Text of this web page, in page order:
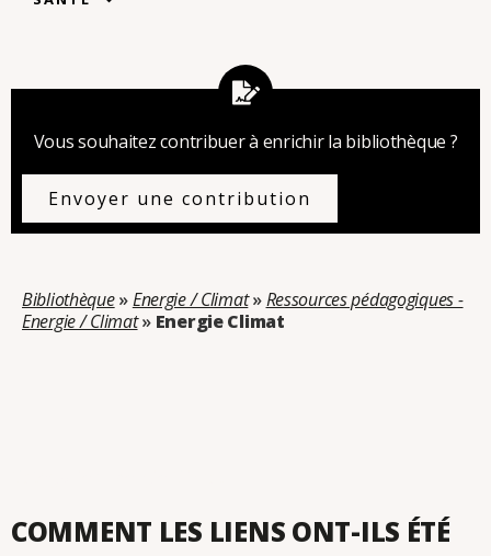
Vous souhaitez contribuer à enrichir la bibliothèque ?
Envoyer une contribution
Bibliothèque»Energie / Climat»Ressources pédagogiques -
Energie / Climat» Energie Climat
COMMENT LES LIENS ONT-ILS ÉTÉ